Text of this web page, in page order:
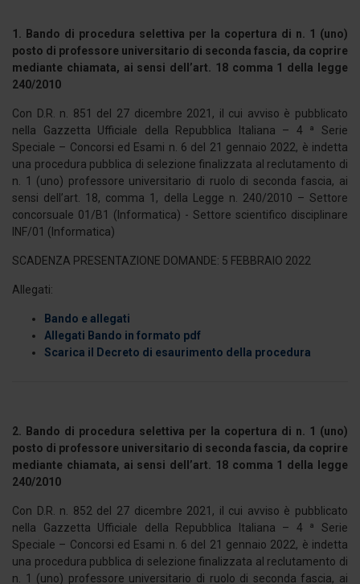
1. Bando di procedura selettiva per la copertura di n. 1 (uno)
posto di professore universitario di seconda fascia, da coprire
mediante chiamata, ai sensi dell’art. 18 comma 1 della legge
240/2010
Con D.R. n. 851 del 27 dicembre 2021, il cui avviso è pubblicato
nella Gazzetta Ufficiale della Repubblica Italiana – 4 ª Serie
Speciale – Concorsi ed Esami n. 6 del 21 gennaio 2022, è indetta
una procedura pubblica di selezione finalizzata al reclutamento di
n. 1 (uno) professore universitario di ruolo di seconda fascia, ai
sensi dell’art. 18, comma 1, della Legge n. 240/2010 – Settore
concorsuale 01/B1 (Informatica) - Settore scientifico disciplinare
INF/01 (Informatica)
SCADENZA PRESENTAZIONE DOMANDE: 5 FEBBRAIO 2022
Allegati:
Bando e allegati
Allegati Bando in formato pdf
Scarica il Decreto di esaurimento della procedura
2. Bando di procedura selettiva per la copertura di n. 1 (uno)
posto di professore universitario di seconda fascia, da coprire
mediante chiamata, ai sensi dell’art. 18 comma 1 della legge
240/2010
Con D.R. n. 852 del 27 dicembre 2021, il cui avviso è pubblicato
nella Gazzetta Ufficiale della Repubblica Italiana – 4 ª Serie
Speciale – Concorsi ed Esami n. 6 del 21 gennaio 2022, è indetta
una procedura pubblica di selezione finalizzata al reclutamento di
n. 1 (uno) professore universitario di ruolo di seconda fascia, ai